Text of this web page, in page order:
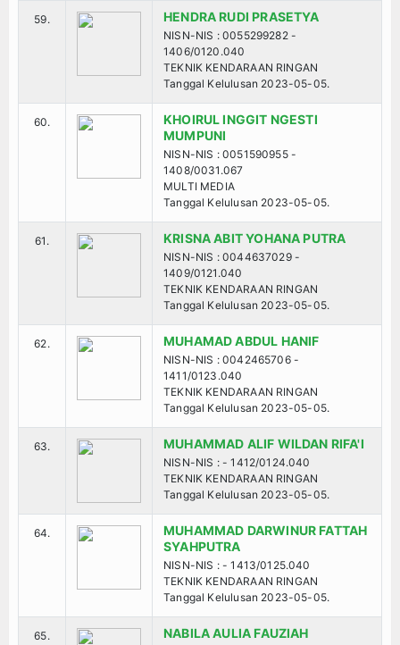
59. HENDRA RUDI PRASETYA
NISN-NIS : 0055299282 -
1406/0120.040
TEKNIK KENDARAAN RINGAN
Tanggal Kelulusan 2023-05-05.
60.
KHOIRUL INGGIT NGESTI
MUMPUNI
NISN-NIS : 0051590955 -
1408/0031.067
MULTI MEDIA
Tanggal Kelulusan 2023-05-05.
61. KRISNA ABIT YOHANA PUTRA
NISN-NIS : 0044637029 -
1409/0121.040
TEKNIK KENDARAAN RINGAN
Tanggal Kelulusan 2023-05-05.
62. MUHAMAD ABDUL HANIF
NISN-NIS : 0042465706 -
1411/0123.040
TEKNIK KENDARAAN RINGAN
Tanggal Kelulusan 2023-05-05.
63. MUHAMMAD ALIF WILDAN RIFA'I
NISN-NIS : - 1412/0124.040
TEKNIK KENDARAAN RINGAN
Tanggal Kelulusan 2023-05-05.
64.
MUHAMMAD DARWINUR FATTAH
SYAHPUTRA
NISN-NIS : - 1413/0125.040
TEKNIK KENDARAAN RINGAN
Tanggal Kelulusan 2023-05-05.
65. NABILA AULIA FAUZIAH